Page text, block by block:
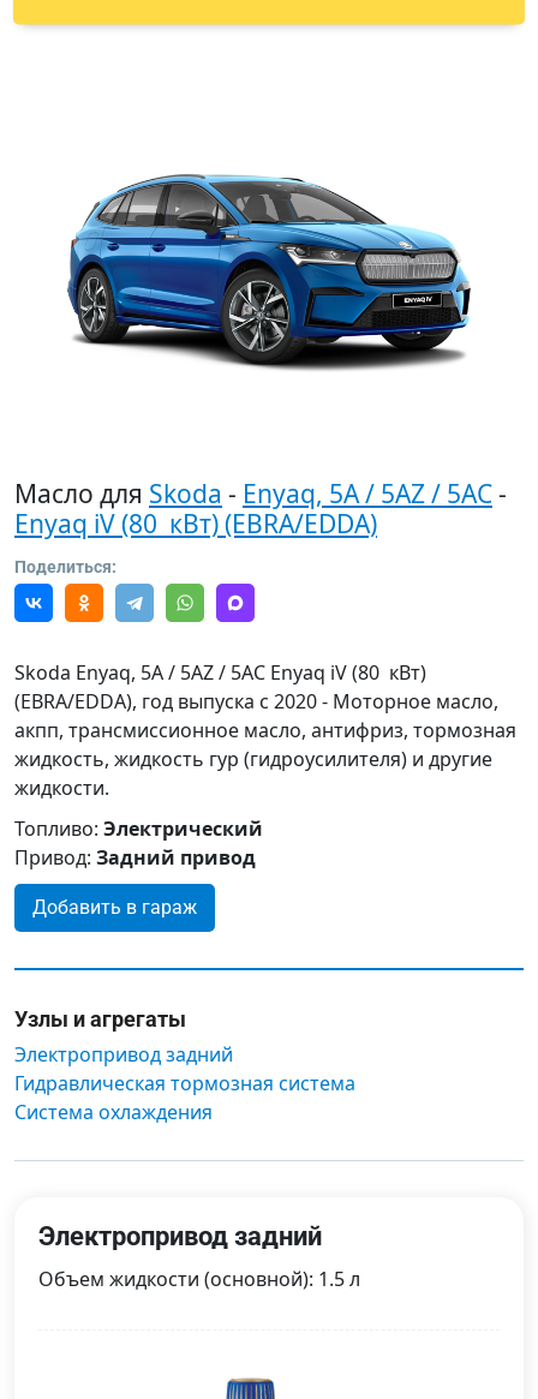
Масло для Skoda - Enyaq, 5A / 5AZ / 5AC-
Enyaq iV (80 кВт) (EBRA/EDDA)
Поделиться:
Skoda Enyaq, 5A / 5AZ / 5AC Enyaq iV (80 кВт)
(EBRA/EDDA), год выпуска с 2020 - Моторное масло,
акпп, трансмиссионное масло, антифриз, тормозная
жидкость, жидкость гур (гидроусилителя) и другие
жидкости.
Топливо: Электрический
Привод: Задний привод
Добавить в гараж
Узлы и агрегаты
Электропривод задний
Гидравлическая тормозная система
Система охлаждения
Электропривод задний
Объем жидкости (основной): 1.5 л